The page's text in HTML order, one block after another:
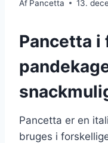
Af Pancetta 13.
Pancetta i
Pancetta er en
bruges i